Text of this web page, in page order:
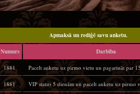
Apmaksā un rediģē savu anketu.
Numurs Darbība
1881 Pacelt anketu uz pirmo vietu un pagarināt par
1881 VIP status 5 dienām un pacelt anketu uz pirmo